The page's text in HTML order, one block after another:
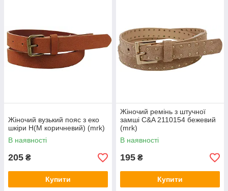
Жіночий вузький пояс з еко
шкіри H(M коричневий) (mrk)
В наявності
205 ₴
Купити
Жіночий ремінь з штучної
замші C&A 2110154 бежевий
(mrk)
В наявності
195 ₴
Купити